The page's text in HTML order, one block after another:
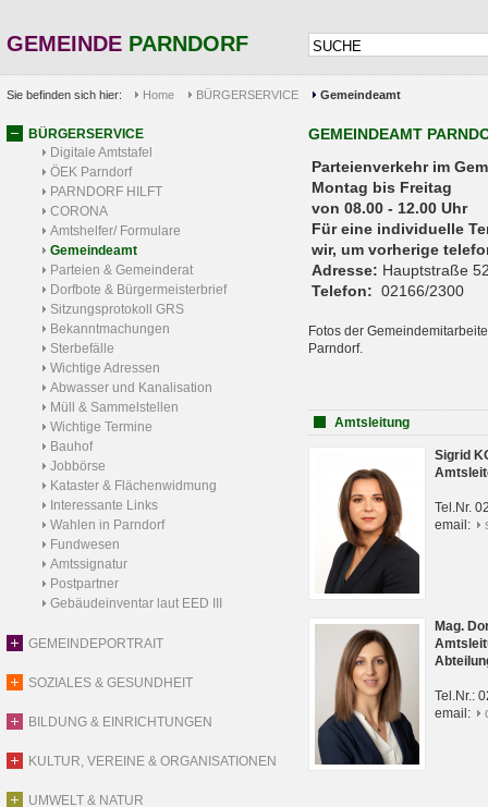
GEMEINDE PARNDORF
Sie befinden sich hier: Home BÜRGERSERVICE Gemeindeamt
BÜRGERSERVICE
Digitale Amtstafel
ÖEK Parndorf
PARNDORF HILFT
CORONA
Amtshelfer/ Formulare
Gemeindeamt
Parteien & Gemeinderat
Dorfbote & Bürgermeisterbrief
Sitzungsprotokoll GRS
Bekanntmachungen
Sterbefälle
Wichtige Adressen
Abwasser und Kanalisation
Müll & Sammelstellen
Wichtige Termine
Bauhof
Jobbörse
Kataster & Flächenwidmung
Interessante Links
Wahlen in Parndorf
Fundwesen
Amtssignatur
Postpartner
Gebäudeinventar laut EED III
GEMEINDEPORTRAIT
SOZIALES & GESUNDHEIT
BILDUNG & EINRICHTUNGEN
KULTUR, VEREINE & ORGANISATIONEN
UMWELT & NATUR
GEMEINDEAMT
Parteienverkehr
Montag bis Freitag
von 08.00 - 12.00 Uhr
Für eine individuelle
wir, um vorherige
Adresse: Hauptstraße
Telefon: 02166/2300
Fotos der
Parndorf.
Amtsleitung
Sigrid
Tel.Nr.
email:
Mag.
Tel.Nr.:
email: